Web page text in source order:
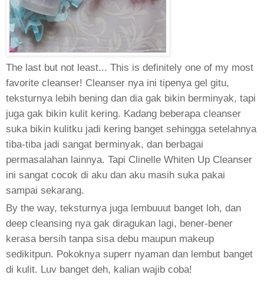
The last but not least... This is definitely one of my most
favorite cleanser! Cleanser nya ini tipenya gel gitu,
teksturnya lebih bening dan dia gak bikin berminyak, tapi
juga gak bikin kulit kering. Kadang beberapa cleanser
suka bikin kulitku jadi kering banget sehingga setelahnya
tiba-tiba jadi sangat berminyak, dan berbagai
permasalahan lainnya. Tapi Clinelle Whiten Up Cleanser
ini sangat cocok di aku dan aku masih suka pakai
sampai sekarang.
By the way, teksturnya juga lembuuut banget loh, dan
deep cleansing nya gak diragukan lagi, bener-bener
kerasa bersih tanpa sisa debu maupun makeup
sedikitpun. Pokoknya superr nyaman dan lembut banget
di kulit. Luv banget deh, kalian wajib coba!